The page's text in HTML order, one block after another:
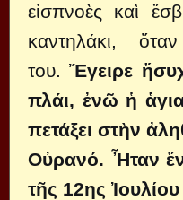
εἰσπνοὲς καὶ
καντηλάκι,
του.Ἔγειρε
πλάι, ἐνῶ ἡ
πετάξει στὴν
Οὐρανό. Ἦταν
τῆς 12ης